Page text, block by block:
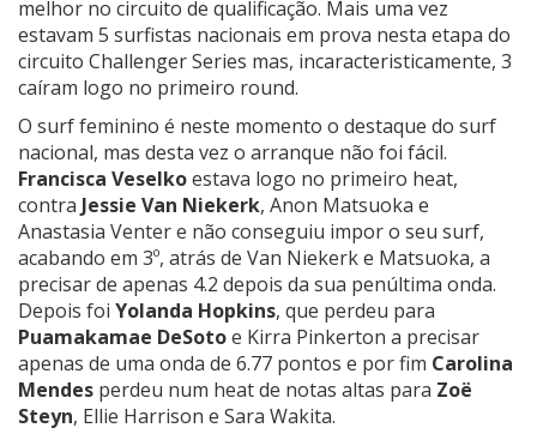
melhor no circuito de qualificação. Mais uma vez
estavam 5 surfistas nacionais em prova nesta etapa do
circuito Challenger Series mas, incaracteristicamente, 3
caíram logo no primeiro round.
O surf feminino é neste momento o destaque do surf
nacional, mas desta vez o arranque não foi fácil.
Francisca Veselkoestava logo no primeiro heat,
contra Jessie Van Niekerk, Anon Matsuoka e
Anastasia Venter e não conseguiu impor o seu surf,
acabando em 3º, atrás de Van Niekerk e Matsuoka, a
precisar de apenas 4.2 depois da sua penúltima onda.
Depois foi Yolanda Hopkins, que perdeu para
Puamakamae DeSotoe Kirra Pinkerton a precisar
apenas de uma onda de 6.77 pontos e por fim Carolina
Mendes perdeu num heat de notas altas para Zoë
Steyn, Ellie Harrison e Sara Wakita.